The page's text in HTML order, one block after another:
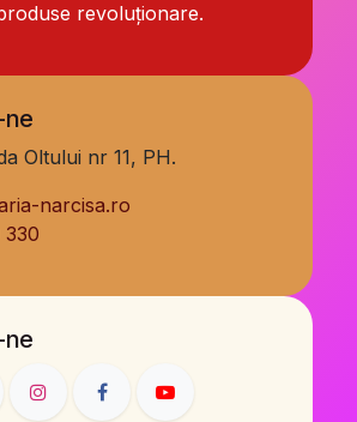
revoluționare.
Oltului nr 11, PH.
narcisa.ro
ne